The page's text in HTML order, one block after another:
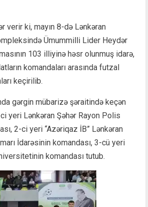
verir ki, mayın 8-də Lənkəran
Ümummilli Lider Heydər
103 illiyinə həsr olunmuş idarə,
komandaları arasında futzal
keçirilib.
gərgin mübarizə şəraitində keçən
yeri Lənkəran Şəhər Rayon Polis
2-ci yeri “Azəriqaz İB” Lənkəran
İdarəsinin komandası, 3-cü yeri
komandası tutub.